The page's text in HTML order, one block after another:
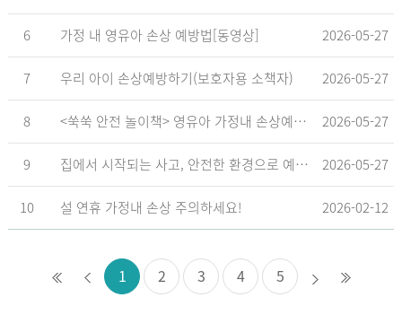
6 가정 내 영유아 손상 예방법[동영상] 2026-05-27
7 우리 아이 손상예방하기(보호자용 소책자) 2026-05-27
8 <쑥쑥 안전 놀이책> 영유아 가정내 손상예방_영유아 놀이형 교육 교재 2026-05-27
9 집에서 시작되는 사고, 안전한 환경으로 예방해요 2026-05-27
10 설 연휴 가정내 손상 주의하세요! 2026-02-12
1 2 3 4 5